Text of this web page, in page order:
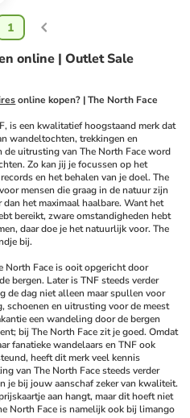
1
online | Outlet Sale
online kopen? | The North Face
is een kwalitatief hoogstaand merk dat
wandeltochten, trekkingen en
uitrusting van The North Face word
Zo kan jij je focussen op het
en het behalen van je doel. The
mensen die graag in de natuur zijn
het maximaal haalbare. Want het
bereikt, zware omstandigheden hebt
daar doe je het natuurlijk voor. The
bij.
North Face is ooit opgericht door
bergen. Later is TNF steeds verder
de dag niet alleen maar spullen voor
schoenen en uitrusting voor de meest
een wandeling door de bergen
bij The North Face zit je goed. Omdat
fanatieke wandelaars en TNF ook
heeft dit merk veel kennis
van The North Face steeds verder
je bij jouw aanschaf zeker van kwaliteit.
aan hangt, maar dit hoeft niet
North Face is namelijk ook bij limango